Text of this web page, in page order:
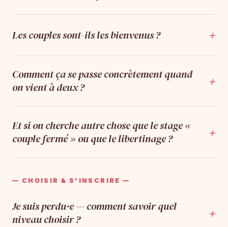
Les couples sont-ils les bienvenus ? +
Comment ça se passe concrètement quand
on vient à deux ?
+
Et si on cherche autre chose que le stage «
couple fermé » ou que le libertinage ?
+
— CHOISIR & S'INSCRIRE —
Je suis perdu·e — comment savoir quel
niveau choisir ?
+